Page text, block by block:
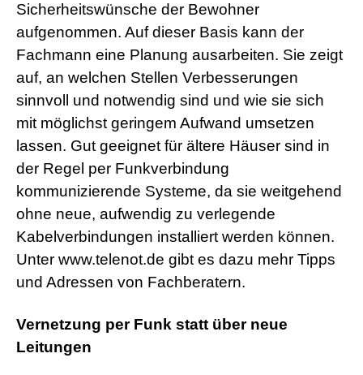
Sicherheitswünsche der Bewohner
aufgenommen. Auf dieser Basis kann der
Fachmann eine Planung ausarbeiten. Sie zeigt
auf, an welchen Stellen Verbesserungen
sinnvoll und notwendig sind und wie sie sich
mit möglichst geringem Aufwand umsetzen
lassen. Gut geeignet für ältere Häuser sind in
der Regel per Funkverbindung
kommunizierende Systeme, da sie weitgehend
ohne neue, aufwendig zu verlegende
Kabelverbindungen installiert werden können.
Unter www.telenot.de gibt es dazu mehr Tipps
und Adressen von Fachberatern.
Vernetzung per Funk statt über neue
Leitungen